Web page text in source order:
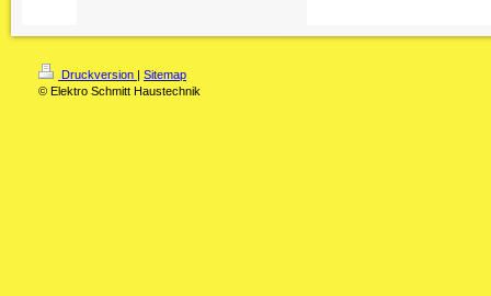
Druckversion | Sitemap
© Elektro Schmitt Haustechnik